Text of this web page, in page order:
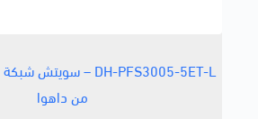
من داهوا